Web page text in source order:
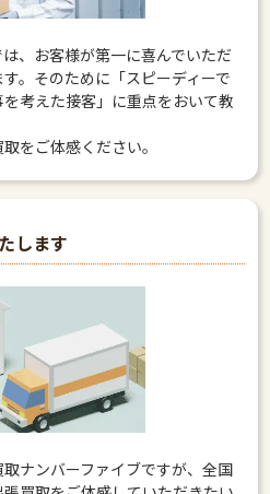
、お客様が第一に喜んでいただ
。そのために「スピーディーで
考えた接客」に重点をおいて教
をご体感ください。
します
ナンバーファイブですが、全国